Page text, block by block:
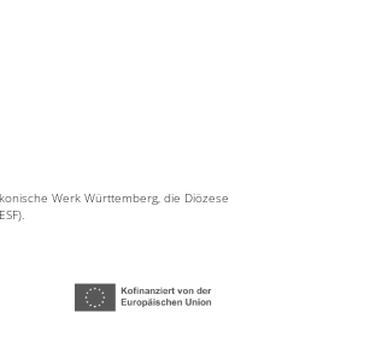
Werk Württemberg, die Diözese